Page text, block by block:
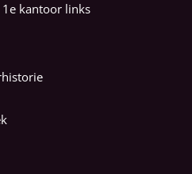
kantoor links